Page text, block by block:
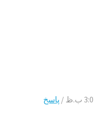
/ پاسخ